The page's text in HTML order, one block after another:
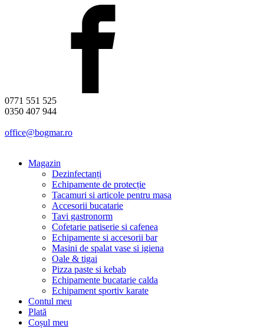
0771 551 525
0350 407 944
office@bogmar.ro
Magazin
Dezinfectanți
Echipamente de protecție
Tacamuri si articole pentru masa
Accesorii bucatarie
Tavi gastronorm
Cofetarie patiserie si cafenea
Echipamente si accesorii bar
Masini de spalat vase si igiena
Oale & tigai
Pizza paste si kebab
Echipamente bucatarie calda
Echipament sportiv karate
Contul meu
Plată
Coșul meu